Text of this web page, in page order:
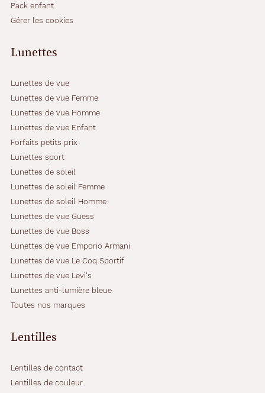
Pack enfant
Gérer les cookies
Lunettes
Lunettes de vue
Lunettes de vue Femme
Lunettes de vue Homme
Lunettes de vue Enfant
Forfaits petits prix
Lunettes sport
Lunettes de soleil
Lunettes de soleil Femme
Lunettes de soleil Homme
Lunettes de vue Guess
Lunettes de vue Boss
Lunettes de vue Emporio Armani
Lunettes de vue Le Coq Sportif
Lunettes de vue Levi's
Lunettes anti-lumière bleue
Toutes nos marques
Lentilles
Lentilles de contact
Lentilles de couleur